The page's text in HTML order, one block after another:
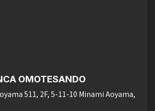
OMOTESANDO
511, 2F, 5-11-10 Minami Aoyama,